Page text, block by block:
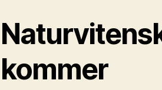
kommer